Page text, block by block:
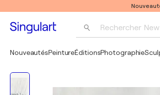
Rechercher
NouveautésPeintureÉditionsPhotographie